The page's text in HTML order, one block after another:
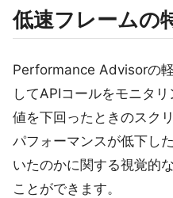
低速フレームの
Performance Advisorの
してAPIコールをモニタ
値を下回ったときのスク
パフォーマンスが低下し
いたのかに関する視覚的
ことができます。